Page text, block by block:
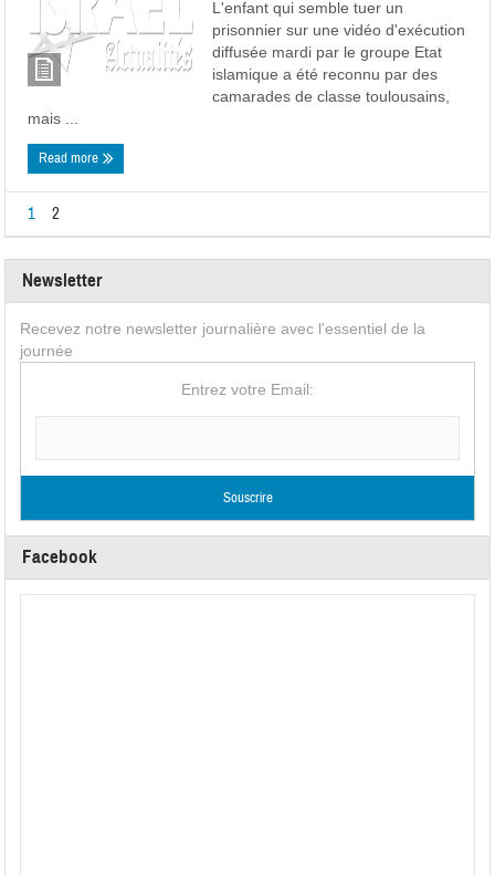
L'enfant qui semble tuer un
prisonnier sur une vidéo d'exécution
diffusée mardi par le groupe Etat
islamique a été reconnu par des
camarades de classe toulousains,
mais ...
Read more
1 2
Newsletter
Recevez notre newsletter journalière avec l'essentiel de la
journée
Entrez votre Email:
Facebook